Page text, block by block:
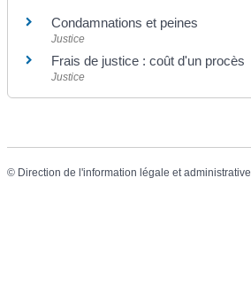
Condamnations et peines
Justice
Frais de justice : coût d'un procès
Justice
© Direction de l'information légale et administrative